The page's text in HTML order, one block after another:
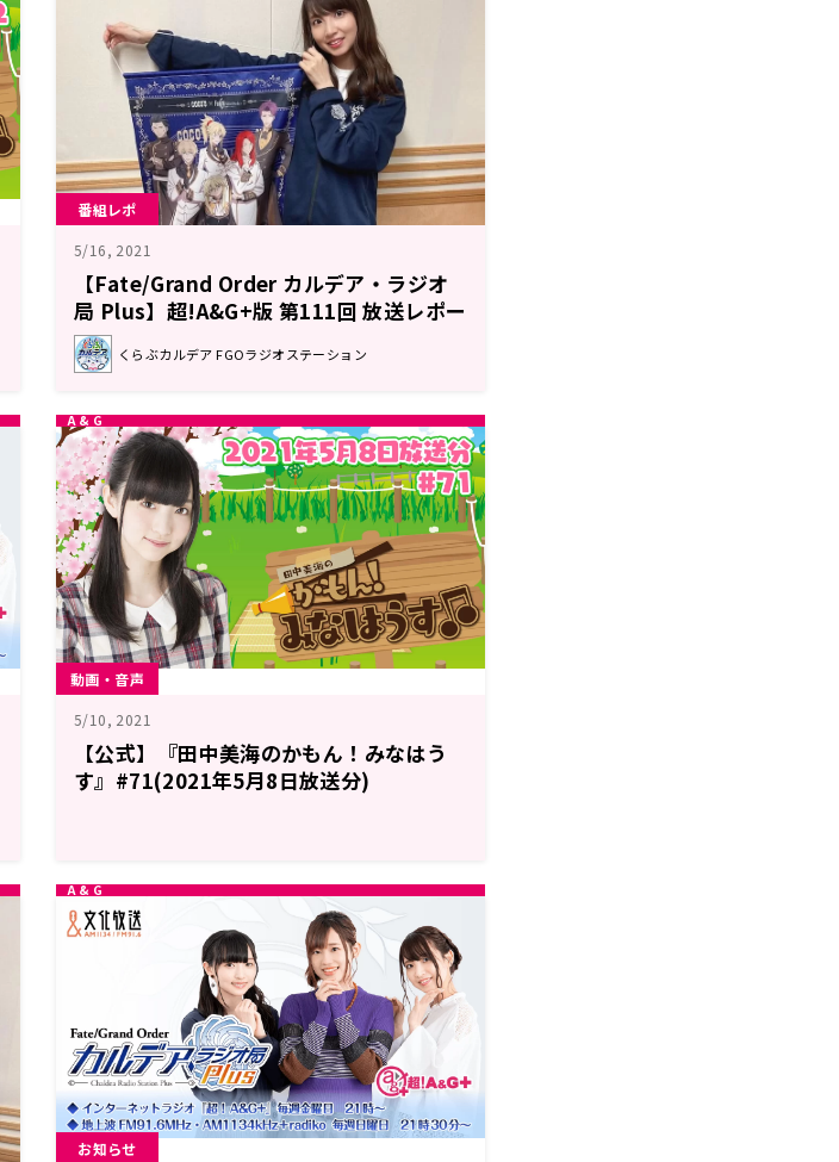
番組レポ
5/16, 2021
【Fate/Grand Order カルデア・ラジオ
局 Plus】超!A&G+版 第111回 放送レポー
ト
くらぶカルデア FGOラジオステーション
動画・音声
5/10, 2021
【公式】『田中美海のかもん！みなはう
す』#71(2021年5月8日放送分)
お知らせ